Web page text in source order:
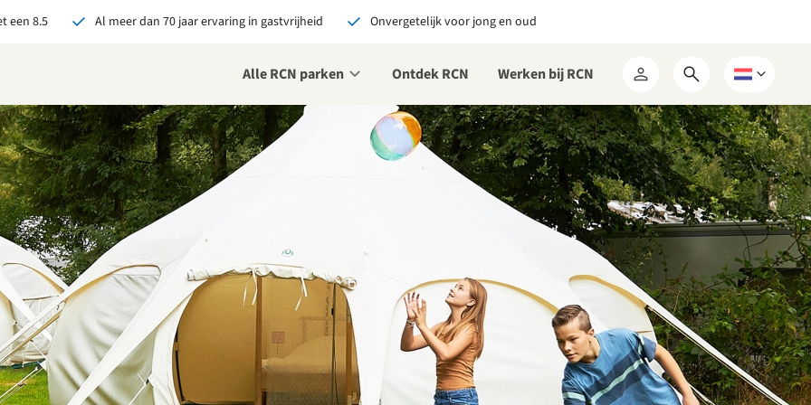
een 8.5 Al meer dan 70 jaar ervaring in gastvrijheid Onvergetelijk voor jong en oud
Alle RCN parken Ontdek RCN Werken bij RCN
Mijn
RCN
Open
zoekformulier
Kies
een
taal
bij RCN boekt, krijg je:
De beste prijsgarantie
Exclusieve voordelen
Persoonlijk contact
alle voordelen